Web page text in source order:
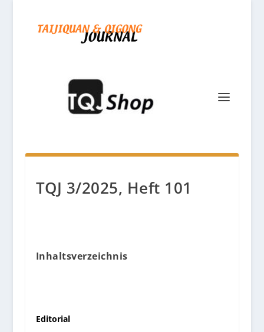
TQJ 3/2025, Heft 101
Inhaltsverzeichnis
Editorial